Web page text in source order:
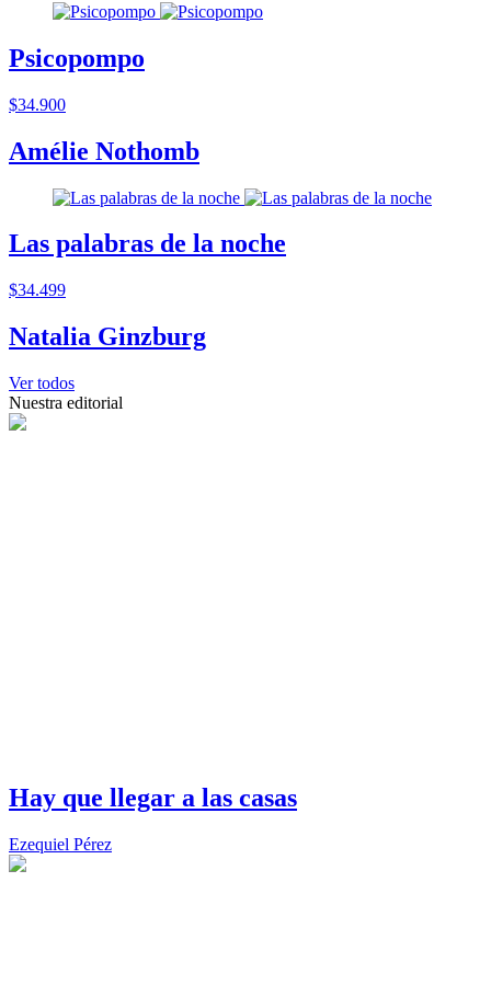
Psicopompo
$34.900
Amélie Nothomb
Las palabras de la noche
$34.499
Natalia Ginzburg
Ver todos
Nuestra editorial
Hay que llegar a las casas
Ezequiel Pérez